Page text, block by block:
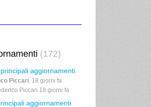
172
aggiornamenti
Piccari, 18 giorni fa
Piccari 18 giorni fa
aggiornamenti